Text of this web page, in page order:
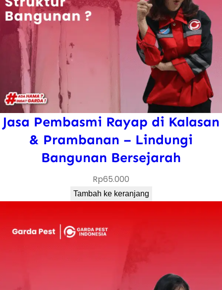
Jasa Pembasmi Rayap di Kalasan
& Prambanan – Lindungi
Bangunan Bersejarah
Rp65.000
Tambah ke keranjang